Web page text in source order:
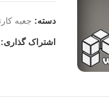
دسته: جعبه
اشتراک گذاری: